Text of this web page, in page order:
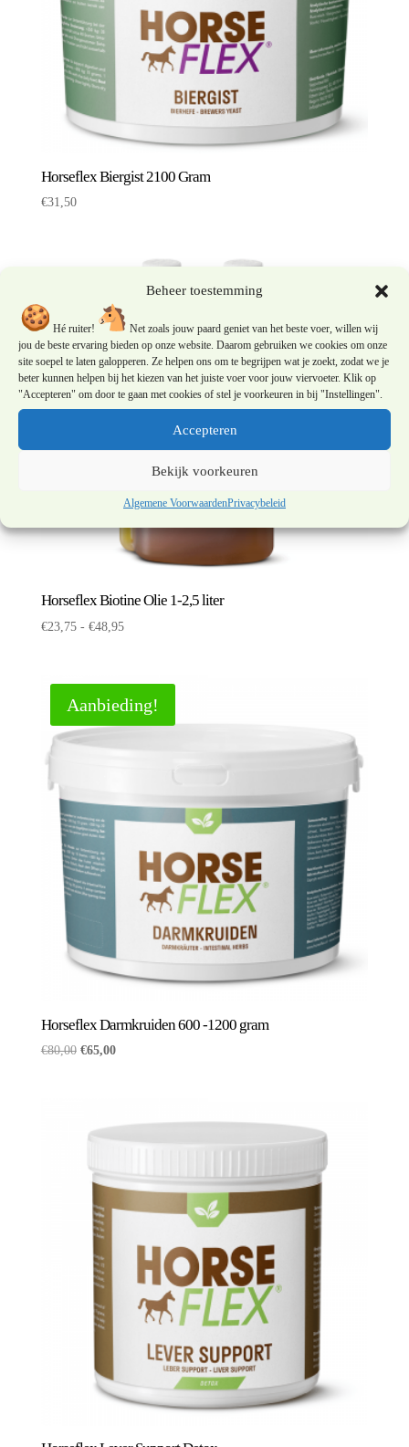
Beheer toestemming
Hé ruiter!
Net zoals jouw paard geniet van het beste voer, willen wij
jou de beste ervaring bieden op onze website. Daarom gebruiken we cookies om onze
site soepel te laten galopperen. Ze helpen ons om te begrijpen wat je zoekt, zodat we je
beter kunnen helpen bij het kiezen van het juiste voer voor jouw viervoeter. Klik op
"Accepteren" om door te gaan met cookies of stel je voorkeuren in bij "Instellingen".
Accepteren
Bekijk voorkeuren
Algemene VoorwaardenPrivacybeleid
Horseflex Biergist 2100 Gram
€31,50
Horseflex Biotine Olie 1-2,5 liter
€23,75 - €48,95Prijsklasse:
€48,95
Aanbieding!
Horseflex Darmkruiden 600 -1200 gram
€80,00 Oorspronkelijke
€65,00Huidige